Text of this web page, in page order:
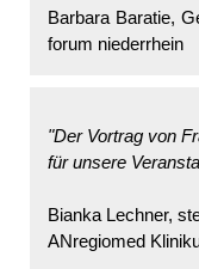
Barbara Baratie,
forum niederrhein
"Der Vortrag von
für unsere
Bianka Lechner,
ANregiomed